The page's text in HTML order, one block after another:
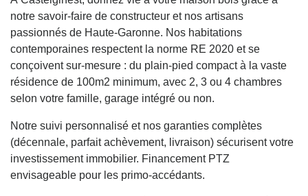
notre savoir-faire de constructeur et nos artisans
passionnés de Haute-Garonne. Nos habitations
contemporaines respectent la norme RE 2020 et se
conçoivent sur-mesure : du plain-pied compact à la vaste
résidence de 100m2 minimum, avec 2, 3 ou 4 chambres
selon votre famille, garage intégré ou non.
Notre suivi personnalisé et nos garanties complètes
(décennale, parfait achèvement, livraison) sécurisent votre
investissement immobilier. Financement PTZ
envisageable pour les primo-accédants.